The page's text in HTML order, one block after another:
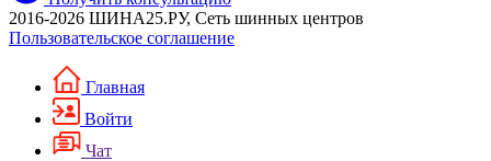
2016-2026 ШИНА25.РУ, Сеть шинных центров
Пользовательское соглашение
Главная
Войти
Чат